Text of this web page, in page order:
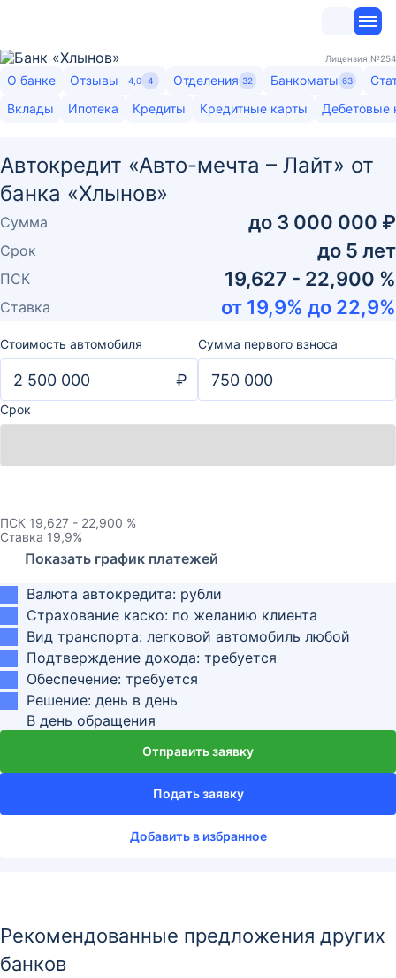
Лицензия №254
О банке Отзывы 4,0 4 Отделения 32 Банкоматы 63
Вклады
Ипотека Кредиты Кредитные карты Дебетовые
Автокредит «Авто-мечта – Лайт» от
банка «Хлынов»
Добавить в избранное
Сумма до 3 000 000 ₽
Срок до 5 лет
ПСК 19,627 - 22,900 %
Ставка от 19,9% до 22,9%
Валюта автокредита: рубли
Страхование каско: по желанию клиента
Вид транспорта: легковой автомобиль любой
Подтверждение дохода: требуется
Обеспечение: требуется
Решение: день в день
В день обращения
Отправить заявку
Подать заявку
Стоимость автомобиля
₽
Сумма первого взноса
Срок
ПСК 19,627 - 22,900 %
Ставка 19,9%
Показать график платежей
Рекомендованные предложения других
банков